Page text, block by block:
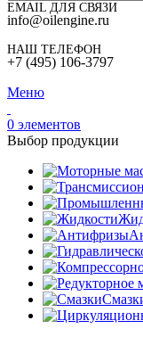
EMAIL ДЛЯ СВЯЗИ
info@oilengine.ru
НАШ ТЕЛЕФОН
+7 (495) 106-3797
Меню
0 элементов
Выбор продукции